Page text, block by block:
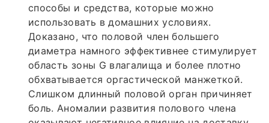
способы и средства, которые можно
использовать в домашних условиях.
Доказано, что половой член большего
диаметра намного эффективнее стимулирует
область зоны G влагалища и более плотно
обхватывается оргастической манжеткой.
Слишком длинный половой орган причиняет
боль. Аномалии развития полового члена